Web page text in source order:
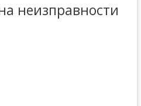
неизправности